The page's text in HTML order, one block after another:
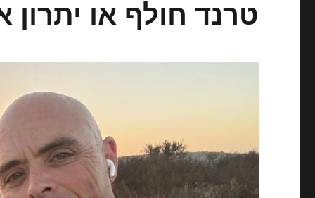
טרנד חולף או יתרון